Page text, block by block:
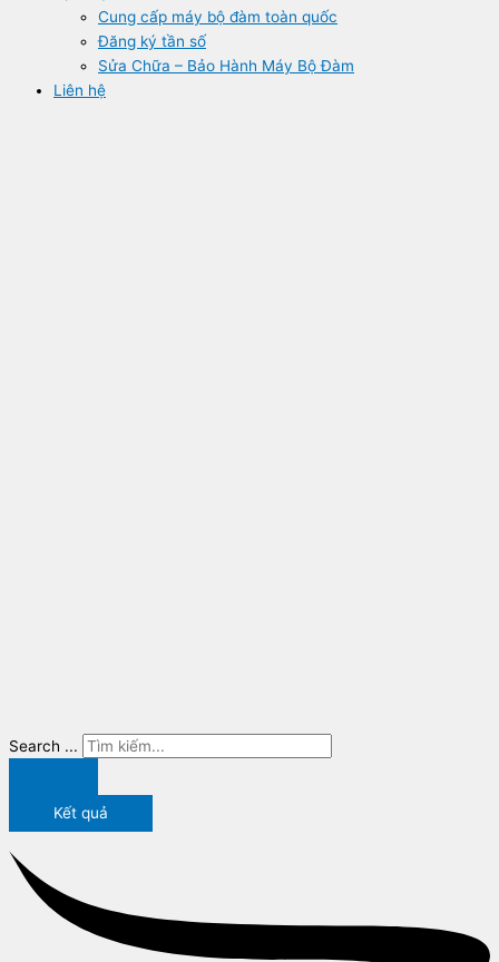
Cung cấp máy bộ đàm toàn quốc
Đăng ký tần số
Sửa Chữa – Bảo Hành Máy Bộ Đàm
Liên hệ
Search ...
Kết quả